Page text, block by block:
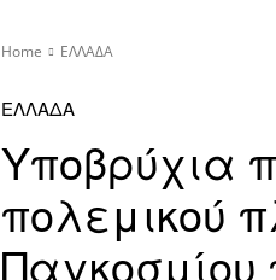
Home ΕΛΛΑΔΑ
ΕΛΛΑΔΑ
Υποβρύχια
πολεμικού
Παγκοσμίου